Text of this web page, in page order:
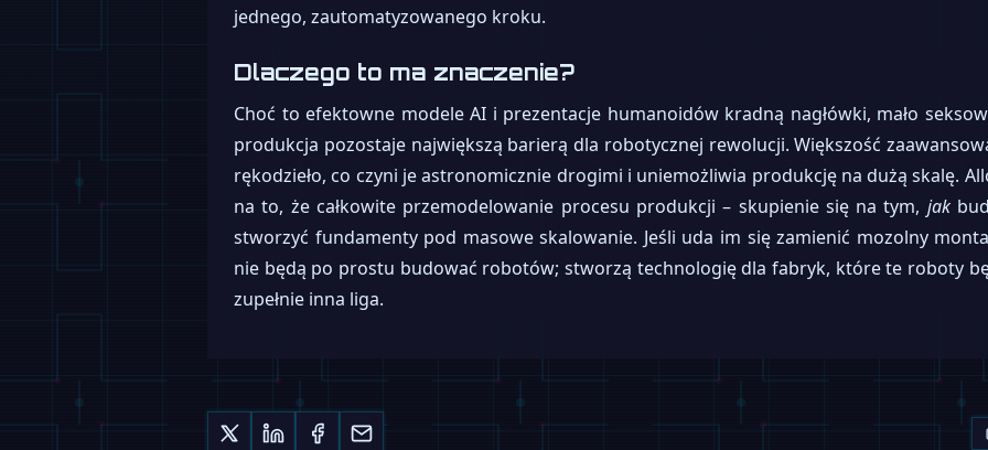
jednego, zautomatyzowanego kroku.
Dlaczego to ma znaczenie?
Choć to efektowne modele AI i prezentacje humanoidów kradną nagłówki, mało
produkcja pozostaje największą barierą dla robotycznej rewolucji. Większość
rękodzieło, co czyni je astronomicznie drogimi i uniemożliwia produkcję na dużą skalę.
na to, że całkowite przemodelowanie procesu produkcji – skupienie się na tym, jak
stworzyć fundamenty pod masowe skalowanie. Jeśli uda im się zamienić mozolny
nie będą po prostu budować robotów; stworzą technologię dla fabryk, które te roboty
zupełnie inna liga.